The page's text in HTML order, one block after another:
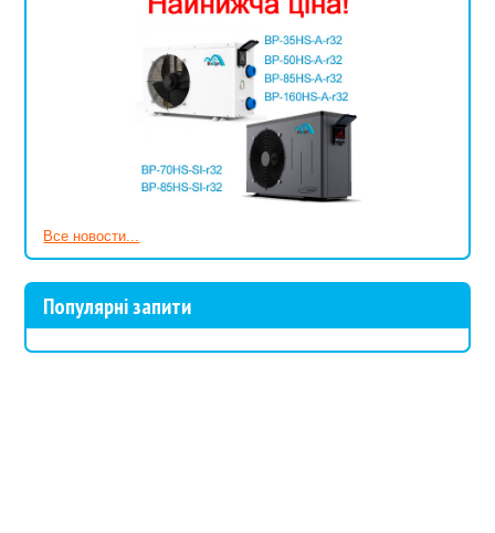
Все новости...
Популярні запити